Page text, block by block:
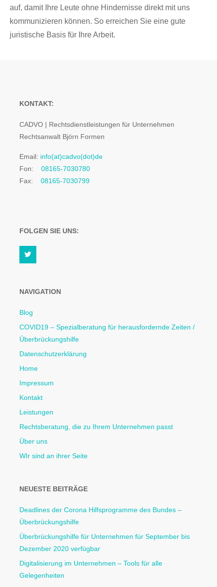
auf, damit Ihre Leute ohne Hindernisse direkt mit uns
kommunizieren können. So erreichen Sie eine gute
juristische Basis für Ihre Arbeit.
KONTAKT:
CADVO | Rechtsdienstleistungen für Unternehmen
Rechtsanwalt Björn Formen
Email: info(at)cadvo(dot)de
Fon: 08165-7030780
Fax: 08165-7030799
FOLGEN SIE UNS:
NAVIGATION
Blog
COVID19 – Spezialberatung für herausfordernde Zeiten /
Überbrückungshilfe
Datenschutzerklärung
Home
Impressum
Kontakt
Leistungen
Rechtsberatung, die zu Ihrem Unternehmen passt
Über uns
WIr sind an ihrer Seite
NEUESTE BEITRÄGE
Deadlines der Corona Hilfsprogramme des Bundes –
Überbrückungshilfe
Überbrückungshilfe für Unternehmen für September bis
Dezember 2020 verfügbar
Digitalisierung im Unternehmen – Tools für alle
Gelegenheiten